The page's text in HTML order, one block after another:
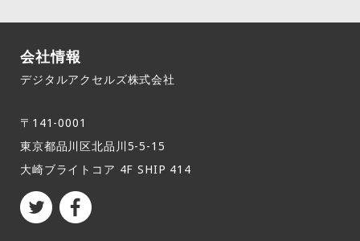
を行っています。PagerDutyのポッドキャスト「Pa
SageとPatrick RoserieがPagerDutyでどのように
セキュリティに取り組んでいるか、またそれ以外に
e、シニアプロダクトチームメンバーのKat Gaine
ryと共に、最新の機能を深く掘り下げてご紹介して
います。
ページとステータスアップデートの通知テンプレー
ト インテリジェント・アラート・グルーピングのた
めの柔軟なタイム・ウィンドウ 2022年に向けてア
ライブコールルーティング。オンコールスタッフへ
の最速のコンタクト方法
PagerDutyのTim ChinchenとBen Wiegelmann
Live Call Routingとは？ライブコールルーティング
ルルーティングのセットアップ方法 応答時間を短縮
し、全体的な顧客体験を向上させるためにライブコ
ールルーティングを使用している小規模から大規模
の企業までの顧客の使用例
11月に開催されるイベントへの参加登録をお願いし
ます
PagerDuty Community Twitch Stream
PagerDuty Twitch StreamとPagerDuty Commu
nity Twitch StreamのTwitchチャンネルで、デベ
会社情報
デジタルアクセルズ株式会社
〒141-0001
東京都品川区北品川5-5-15​
大崎ブライトコア 4F SHIP 414